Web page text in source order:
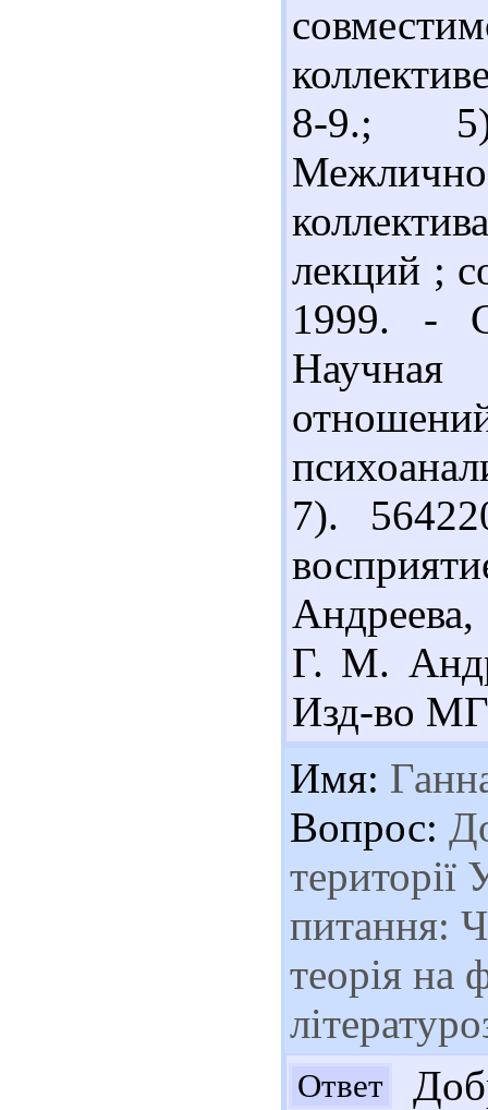
8-9.;
лекций ;
1999. -
7).
Г. М.
Изд-во
Имя:
Вопрос:
території
питання:
теорія на
Ответ